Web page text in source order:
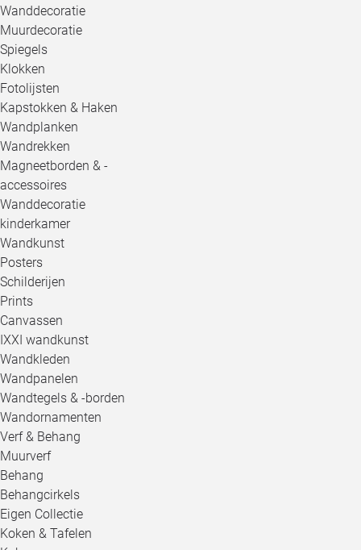
Wanddecoratie
Muurdecoratie
Spiegels
Klokken
Fotolijsten
Kapstokken & Haken
Wandplanken
Wandrekken
Magneetborden & -
accessoires
Wanddecoratie
kinderkamer
Wandkunst
Posters
Schilderijen
Prints
Canvassen
IXXI wandkunst
Wandkleden
Wandpanelen
Wandtegels & -borden
Wandornamenten
Verf & Behang
Muurverf
Behang
Behangcirkels
Eigen Collectie
Koken & Tafelen